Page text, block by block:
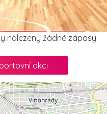
nalezeny žádné zápasy
akci